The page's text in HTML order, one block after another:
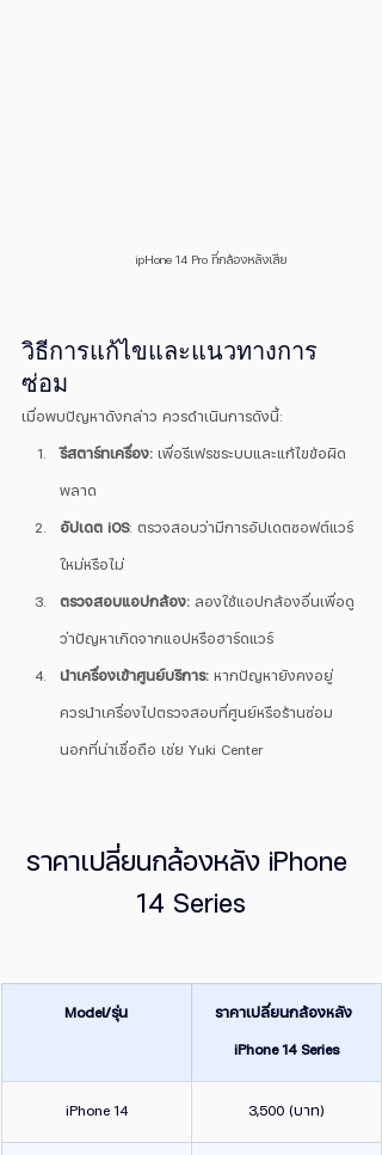
ipHone 14 Pro ที่กล้องหลังเสีย
วิธีการแก้ไขและแนวทางการ
ซ่อม
เมื่อพบปัญหาดังกล่าว ควรดำเนินการดังนี้:
รีสตาร์ทเครื่อง: เพื่อรีเฟรชระบบและแก้ไขข้อผิด
พลาด
อัปเดต iOS: ตรวจสอบว่ามีการอัปเดตซอฟต์แวร์
ใหม่หรือไม่
ตรวจสอบแอปกล้อง: ลองใช้แอปกล้องอื่นเพื่อดู
ว่าปัญหาเกิดจากแอปหรือฮาร์ดแวร์
นำเครื่องเข้าศูนย์บริการ: หากปัญหายังคงอยู่
ควรนำเครื่องไปตรวจสอบที่ศูนย์หรือร้านซ่อม
นอกที่น่าเชื่อถือ เช่ย Yuki Center
ราคาเปลี่ยนกล้องหลัง iPhone
14 Series
Model/รุ่น
ราคาเปลี่ยนกล้องหลัง
iPhone 14 Series
iPhone 14 3,500 (บาท)